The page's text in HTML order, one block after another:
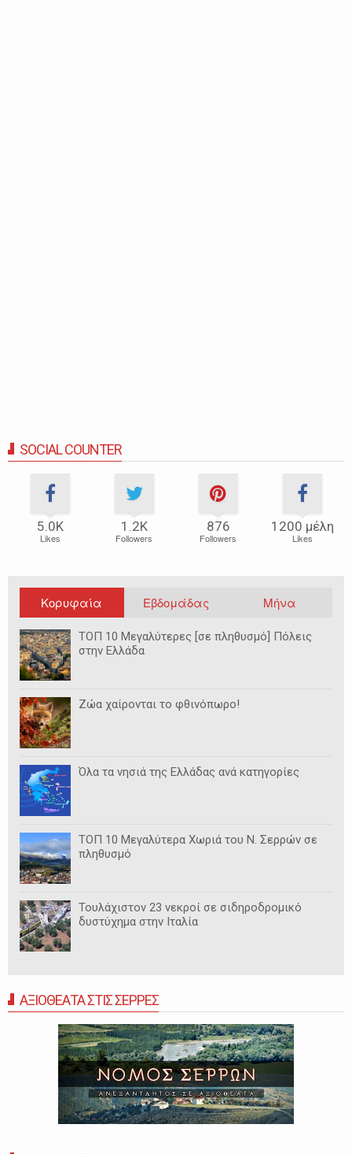
SOCIAL COUNTER
5.0Κ
Likes
1.2Κ
Followers
876
Followers
1200 μέλη
Likes
Κορυφαία Εβδομάδας Μήνα
ΤΟΠ 10 Μεγαλύτερες [σε πληθυσμό] Πόλεις
στην Ελλάδα
Ζώα χαίρονται το φθινόπωρο!
Όλα τα νησιά της Ελλάδας ανά κατηγορίες
ΤΟΠ 10 Μεγαλύτερα Χωριά του Ν. Σερρών σε
πληθυσμό
Τουλάχιστον 23 νεκροί σε σιδηροδρομικό
δυστύχημα στην Ιταλία
ΑΞΙΟΘΕΑΤΑ ΣΤΙΣ ΣΕΡΡΕΣ